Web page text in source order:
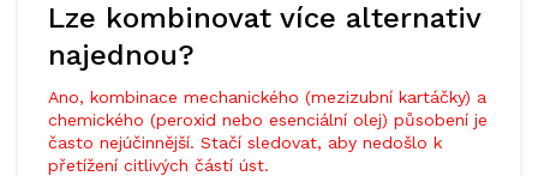
Lze kombinovat více alternativ
najednou?
Ano, kombinace mechanického (mezizubní kartáčky) a
chemického (peroxid nebo esenciální olej) působení je
často nejúčinnější. Stačí sledovat, aby nedošlo k
přetížení citlivých částí úst.